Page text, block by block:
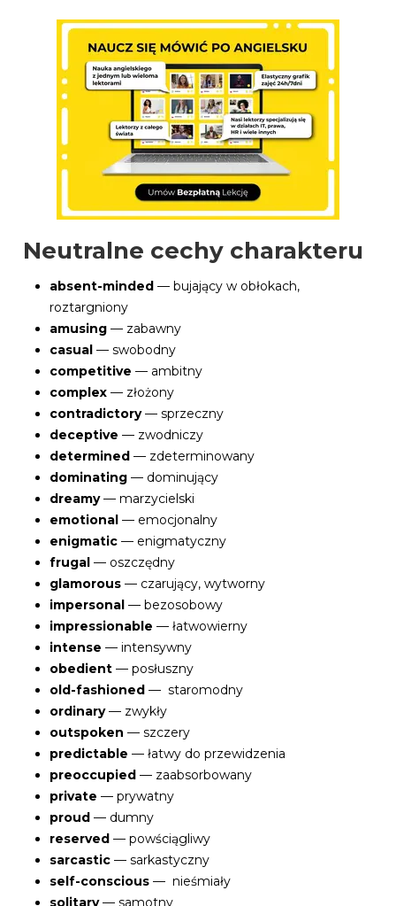
Neutralne cechy charakteru
absent-minded — bujający w obłokach,
roztargniony
amusing — zabawny
casual — swobodny
competitive — ambitny
complex — złożony
contradictory— sprzeczny
deceptive — zwodniczy
determined — zdeterminowany
dominating — dominujący
dreamy— marzycielski
emotional — emocjonalny
enigmatic — enigmatyczny
frugal — oszczędny
glamorous — czarujący, wytworny
impersonal — bezosobowy
impressionable — łatwowierny
intense — intensywny
obedient — posłuszny
old-fashioned — staromodny
ordinary— zwykły
outspoken — szczery
predictable — łatwy do przewidzenia
preoccupied — zaabsorbowany
private — prywatny
proud — dumny
reserved — powściągliwy
sarcastic — sarkastyczny
self-conscious — nieśmiały
solitary— samotny